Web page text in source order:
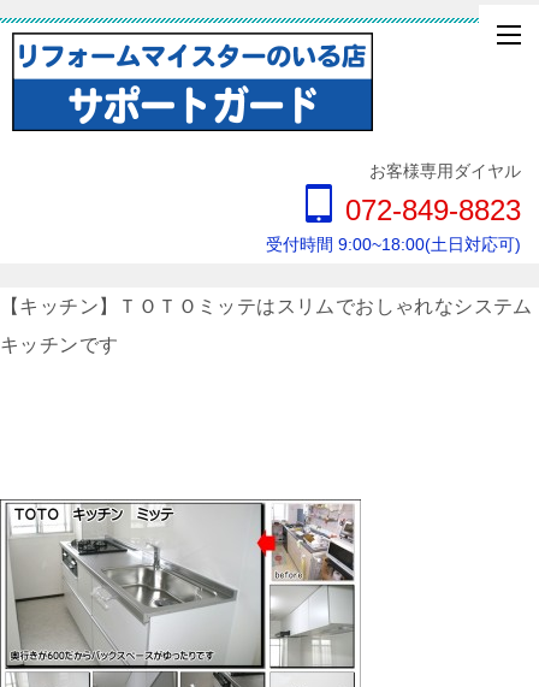
お客様専用ダイヤル
072-849-8823
受付時間 9:00~18:00(土日対応可)
【キッチン】ＴＯＴＯミッテはスリムでおしゃれなシステム
キッチンです